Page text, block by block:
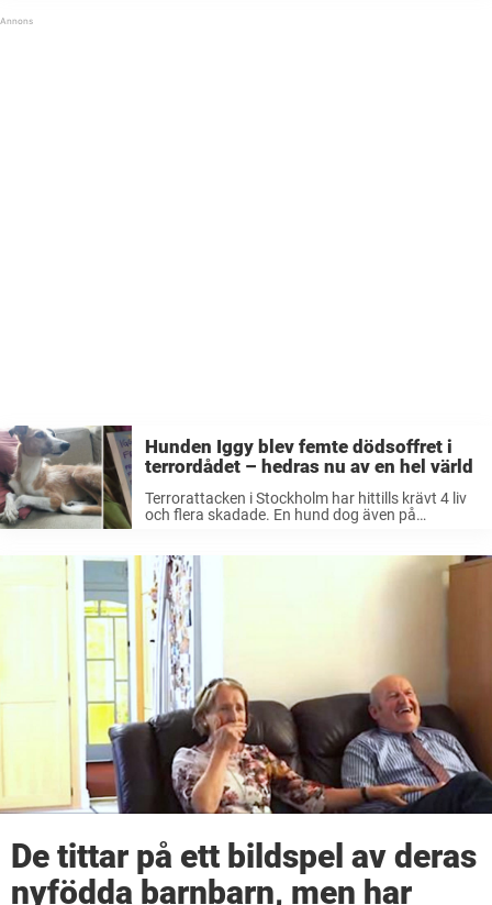
Hunden Iggy blev femte dödsoffret i
terrordådet – hedras nu av en hel värld
Terrorattacken i Stockholm har hittills krävt 4 liv
och flera skadade. En hund dog även på
hunden hette Iggy och ...
De tittar på ett bildspel av deras
nyfödda barnbarn, men har